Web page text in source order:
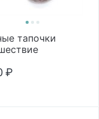
тапочки
₽